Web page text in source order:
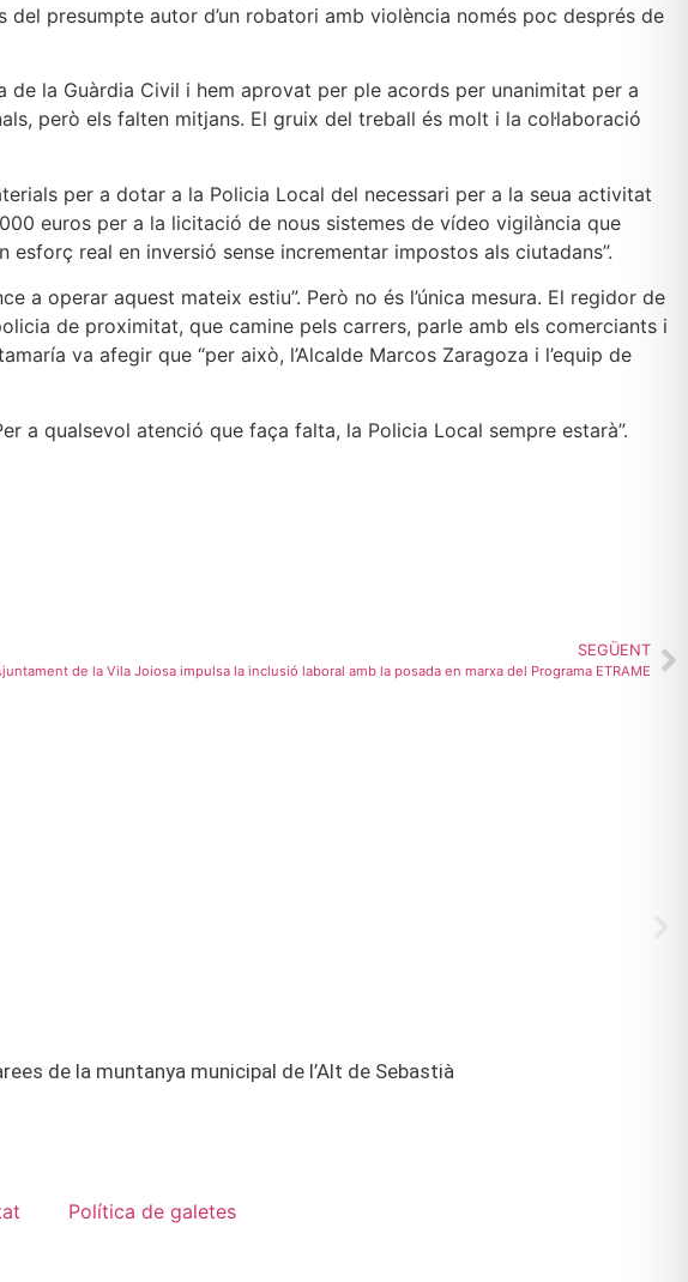
presumpte autor d’un robatori amb violència només poc després de
de la Guàrdia Civil i hem aprovat per ple acords per unanimitat per a
però els falten mitjans. El gruix del treball és molt i la col·laboració
per a dotar a la Policia Local del necessari per a la seua activitat
euros per a la licitació de nous sistemes de vídeo vigilància que
real en inversió sense incrementar impostos als ciutadans”.
a operar aquest mateix estiu”. Però no és l’única mesura. El regidor de
de proximitat, que camine pels carrers, parle amb els comerciants i
va afegir que “per això, l’Alcalde Marcos Zaragoza i l’equip de
a qualsevol atenció que faça falta, la Policia Local sempre estarà”.
SEGÜENT
de la Vila Joiosa impulsa la inclusió laboral amb la posada en marxa del Programa ETRAME
de la muntanya municipal de l’Alt de Sebastià
Política de galetes